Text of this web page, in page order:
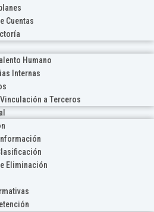
Cuentas
Humano
Internas
a Terceros
Eliminación